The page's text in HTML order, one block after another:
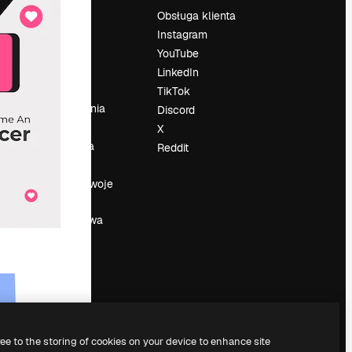
Cennik
wyszukiwania
Wydarzenia
Sprzedaj swoje
treści
Sala prasowa
Obsługa klienta
Instagram
YouTube
LinkedIn
TikTok
Discord
X
Reddit
to the storing of cookies on your device to enhance site